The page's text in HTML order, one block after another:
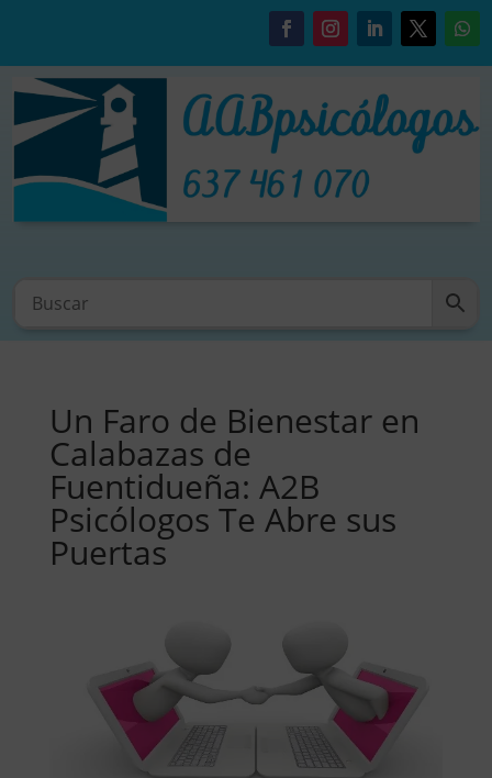
Un Faro de Bienestar en
Calabazas de
Fuentidueña: A2B
Psicólogos Te Abre sus
Puertas